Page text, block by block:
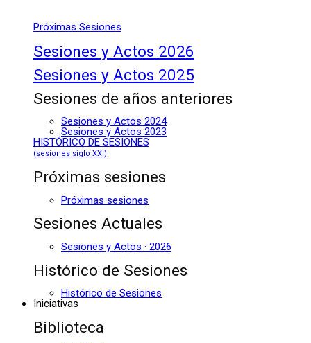
Próximas Sesiones
Sesiones y Actos 2026
Sesiones y Actos 2025
Sesiones de años anteriores
Sesiones y Actos 2024
Sesiones y Actos 2023
HISTÓRICO DE SESIONES
(sesiones siglo XXI)
Próximas sesiones
Próximas sesiones
Sesiones Actuales
Sesiones y Actos · 2026
Histórico de Sesiones
Histórico de Sesiones
Iniciativas
Biblioteca